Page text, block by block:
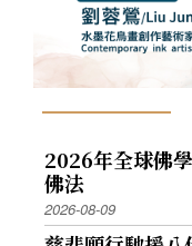
2026年全球佛
佛法
2026-08-09